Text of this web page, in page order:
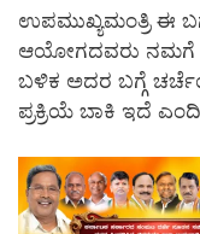
ಉಪಮುಖ್ಯಮಂತ್ರಿ ಈ
ಆಯೋಗದವರು ನಮಗೆ
ಬಳಿಕ ಅದರ ಬಗ್ಗೆ
ಪ್ರಕ್ರಿಯೆ ಬಾಕಿ ಇದೆ